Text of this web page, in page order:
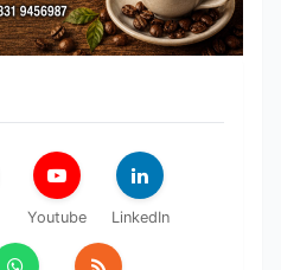
Youtube LinkedIn